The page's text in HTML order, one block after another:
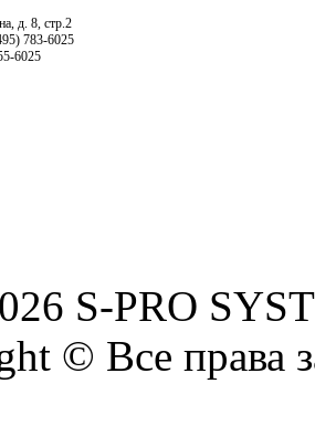
д. 8, стр.2
783-6025
6025
S-PRO
© Все права